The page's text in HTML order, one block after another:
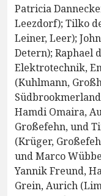
Patricia
Leezdorf); Tilko
Leiner, Leer);
Detern); Raphael
Elektrotechnik,
(Kuhlmann,
Hamdi Omaira,
Großefehn, und
(Krüger,
und Marco
Yannik Freund,
Grein, Aurich